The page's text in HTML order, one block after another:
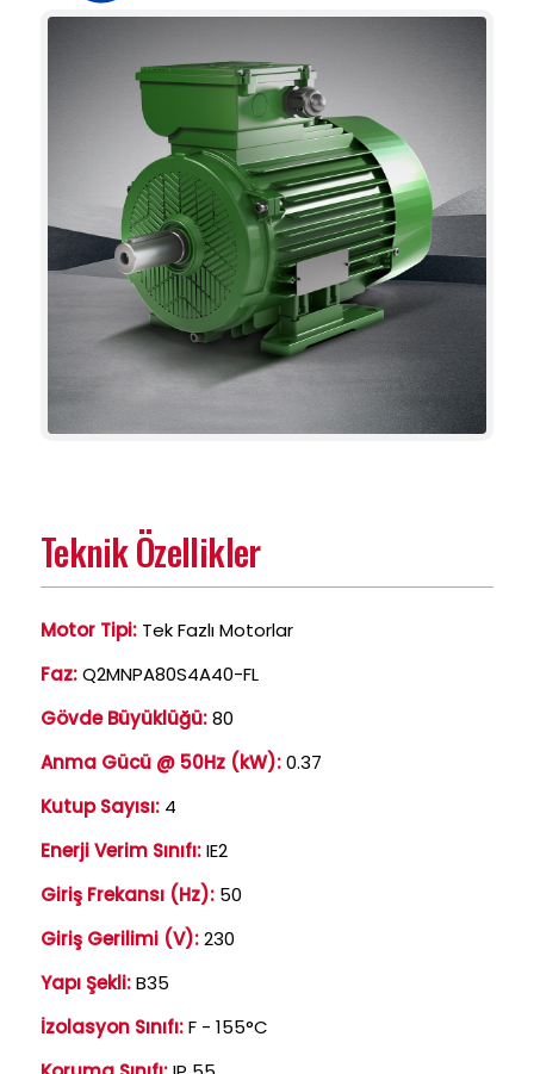
Teknik Özellikler
Motor Tipi: Tek Fazlı Motorlar
Faz:Q2MNPA80S4A40-FL
Gövde Büyüklüğü:80
Anma Gücü @ 50Hz (kW):0.37
Kutup Sayısı: 4
Enerji Verim Sınıfı:IE2
Giriş Frekansı (Hz): 50
Giriş Gerilimi (V):230
Yapı Şekli:B35
İzolasyon Sınıfı:F - 155°C